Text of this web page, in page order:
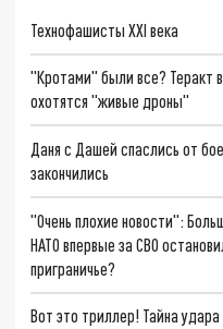
Технофашисты XXI века
"Кротами" были все? Теракт
охотятся "живые дроны"
Даня с Дашей спаслись от
закончились
"Очень плохие новости":
НАТО впервые за СВО
приграничье?
Вот это триллер! Тайна